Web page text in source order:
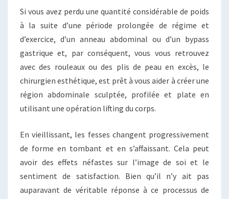
Si vous avez perdu une quantité considérable de poids
à la suite d’une période prolongée de régime et
d’exercice, d’un anneau abdominal ou d’un bypass
gastrique et, par conséquent, vous vous retrouvez
avec des rouleaux ou des plis de peau en excès, le
chirurgien esthétique, est prêt à vous aider à créer une
région abdominale sculptée, profilée et plate en
utilisant une opération lifting du corps.
En vieillissant, les fesses changent progressivement
de forme en tombant et en s’affaissant. Cela peut
avoir des effets néfastes sur l’image de soi et le
sentiment de satisfaction. Bien qu’il n’y ait pas
auparavant de véritable réponse à ce processus de